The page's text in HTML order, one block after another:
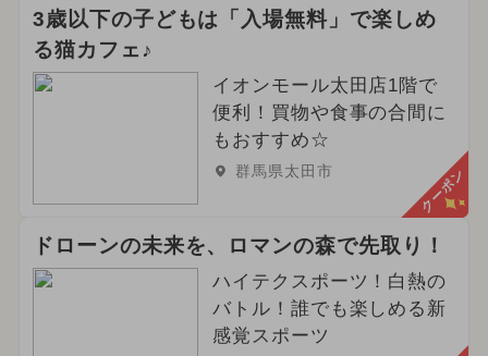
3歳以下の子どもは「入場無料」で楽しめ
る猫カフェ♪
イオンモール太田店1階で
便利！買物や食事の合間に
もおすすめ☆
群馬県太田市 クーポン
ドローンの未来を、ロマンの森で先取り！
ハイテクスポーツ！白熱の
バトル！誰でも楽しめる新
感覚スポーツ